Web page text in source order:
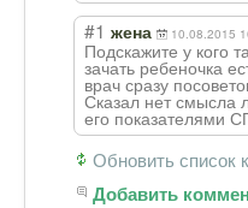
#1 жена 10.08.2015
Подскажите у кого
зачать ребеночка
врач сразу
Сказал нет смысла
его показателями
Обновить список
Добавить